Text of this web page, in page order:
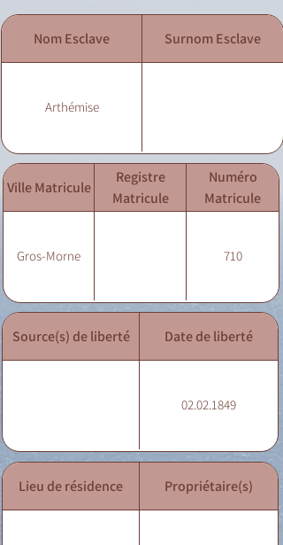
Nom Esclave Surnom Esclave
Arthémise
Ville Matricule
Registre
Matricule
Numéro
Matricule
Gros-Morne 710
Source(s) de liberté Date de liberté
02.02.1849
Lieu de résidence Propriétaire(s)